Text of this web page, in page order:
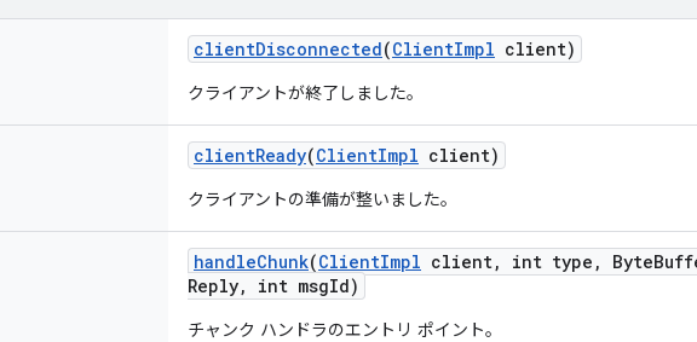
clientDisconnected(ClientImpl client)
クライアントが終了しました。
clientReady(ClientImpl client)
クライアントの準備が整いました。
handleChunk(ClientImpl client, int type , Byte
Reply, int msgId)
チャンク ハンドラのエントリ ポイント。